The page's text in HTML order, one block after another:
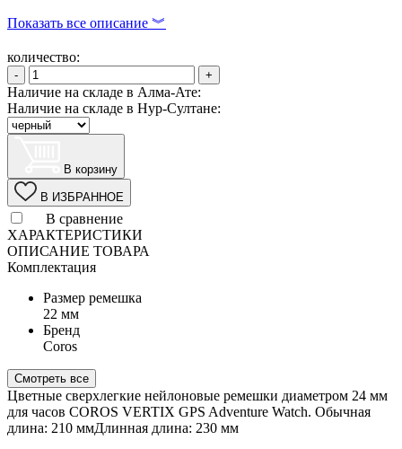
Показать все описание ︾
количество:
- +
Наличие на складе в Алма-Ате:
Наличие на складе в Нур-Султане:
В корзину
В ИЗБРАННОЕ
В сравнение
ХАРАКТЕРИСТИКИ
ОПИСАНИЕ ТОВАРА
Комплектация
Размер ремешка
22 мм
Бренд
Coros
Смотреть все
Цветные сверхлегкие нейлоновые ремешки диаметром 24 мм
для часов COROS VERTIX GPS Adventure Watch. Обычная
длина: 210 ммДлинная длина: 230 мм